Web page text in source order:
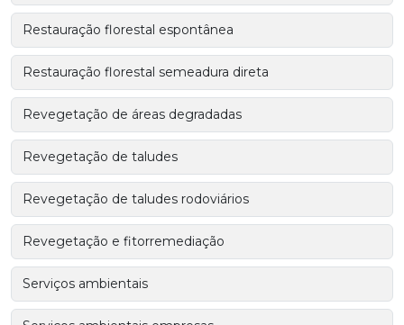
Restauração florestal espontânea
Restauração florestal semeadura direta
Revegetação de áreas degradadas
Revegetação de taludes
Revegetação de taludes rodoviários
Revegetação e fitorremediação
Serviços ambientais